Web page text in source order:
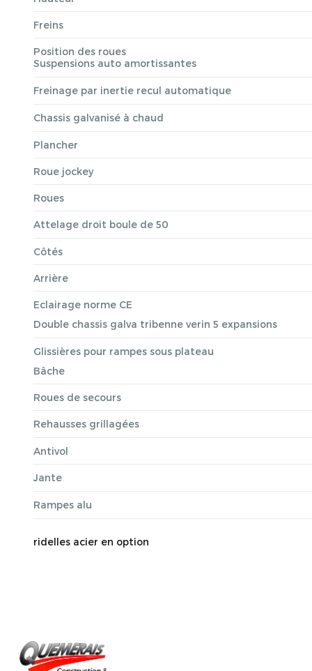
Freins
Position des roues
Suspensions auto amortissantes
Freinage par inertie recul automatique
Chassis galvanisé à chaud
Plancher
Roue jockey
Roues
Attelage droit boule de 50
Côtés
Arrière
Eclairage norme CE
Double chassis galva tribenne verin 5 expansions
Glissières pour rampes sous plateau
Bâche
Roues de secours
Rehausses grillagées
Antivol
Jante
Rampes alu
ridelles acier en option